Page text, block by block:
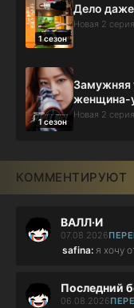
1 сезон
Дело даже
Новая 2 серия
1 сезон
Замужняя
женщина-
Новая 2 серия
КОММЕНТИРУЮТ
ВАЛЛ·И
07.08.2026
safina: я хочу
Последний
06.08.2026